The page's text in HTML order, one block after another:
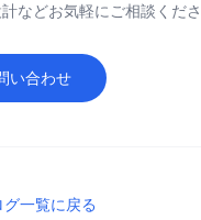
などお気軽にご相談くださ
い合わせ
一覧に戻る